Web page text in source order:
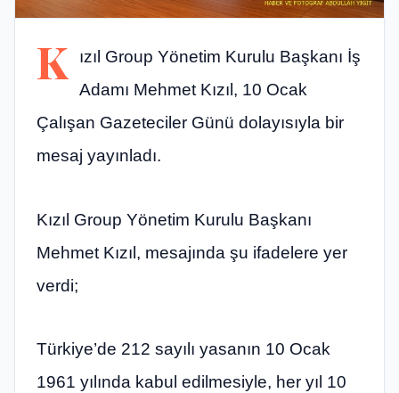
K
ızıl Group Yönetim Kurulu Başkanı İş
Adamı Mehmet Kızıl, 10 Ocak
Çalışan Gazeteciler Günü dolayısıyla bir
mesaj yayınladı.
Kızıl Group Yönetim Kurulu Başkanı
Mehmet Kızıl, mesajında şu ifadelere yer
verdi;
Türkiye’de 212 sayılı yasanın 10 Ocak
1961 yılında kabul edilmesiyle, her yıl 10